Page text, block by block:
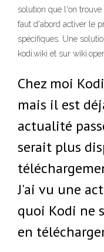
solution que l'on trouve
faut d'abord activer le
spécifiques. Une
kodi.wiki et sur
Chez moi
mais il est
actualité
serait plus
J'ai vu une
quoi Kodi ne
en